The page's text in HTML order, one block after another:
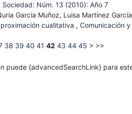
Sociedad: Núm. 13 (2010): Año 7
García Muñoz, Luisa Martínez
cualitativa , Comunicación
38 39 40 41 42 43 44 45 > >>
puede {advancedSearchLink} para